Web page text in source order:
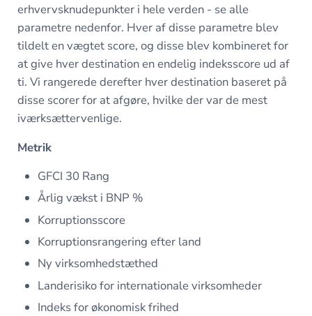
erhvervsknudepunkter i hele verden - se alle
parametre nedenfor. Hver af disse parametre blev
tildelt en vægtet score, og disse blev kombineret for
at give hver destination en endelig indeksscore ud af
ti. Vi rangerede derefter hver destination baseret på
disse scorer for at afgøre, hvilke der var de mest
iværksættervenlige.
Metrik
GFCI 30 Rang
Årlig vækst i BNP %
Korruptionsscore
Korruptionsrangering efter land
Ny virksomhedstæthed
Landerisiko for internationale virksomheder
Indeks for økonomisk frihed